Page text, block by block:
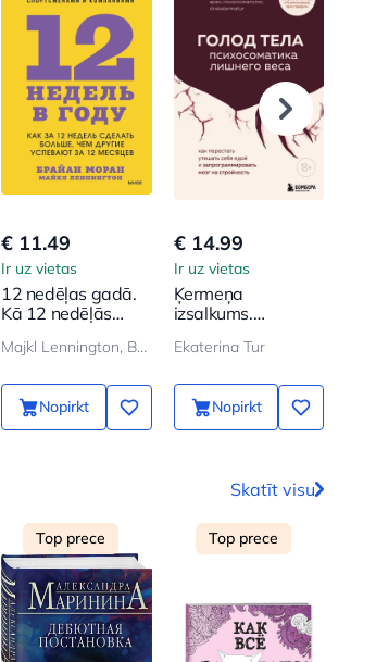
€ 11.49
Ir uz vietas
12 nedēļas gadā.
Kā 12 nedēļās
citi paspēj 12
Majkl Lennington, Brajan Moran
Nopirkt
€ 14.99
Ir uz vietas
Ķermeņa
izsalkums.
liekā svara. Kā
sevi ar ēdienu un
ieprogrammēt
smadzenes uz
Ekaterina Tur
Nopirkt
Skatīt visu
Top prece Top prece